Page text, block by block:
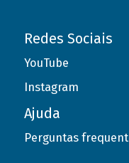
Redes Sociais
YouTube
Instagram
Ajuda
Perguntas